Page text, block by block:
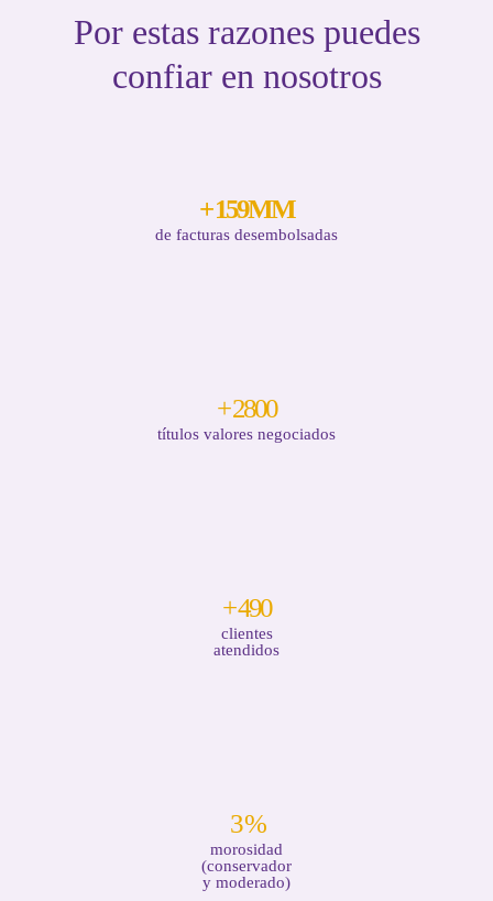
Por estas razones puedes
confiar en nosotros
+159MM
de facturas desembolsadas
+2800
títulos valores negociados
+490
clientes
atendidos
3%
morosidad
(conservador
y moderado)